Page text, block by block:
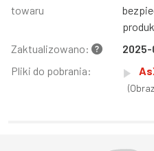
towaru
Zaktualizowano:
2025-
Pliki do pobrania: